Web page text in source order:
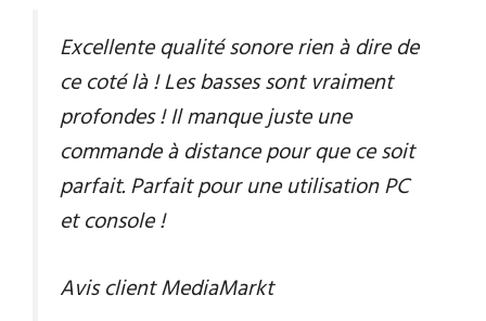
Excellente qualité sonore rien à dire de
ce coté là ! Les basses sont vraiment
profondes ! Il manque juste une
commande à distance pour que ce soit
parfait. Parfait pour une utilisation PC
et console !
Avis client MediaMarkt